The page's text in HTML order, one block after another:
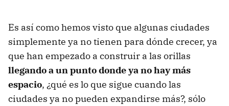
Es así como hemos visto que algunas ciudades
simplemente ya no tienen para dónde crecer, ya
que han empezado a construir a las orillas
llegando a un punto donde ya no hay más
espacio, ¿qué es lo que sigue cuando las
ciudades ya no pueden expandirse más?, sólo